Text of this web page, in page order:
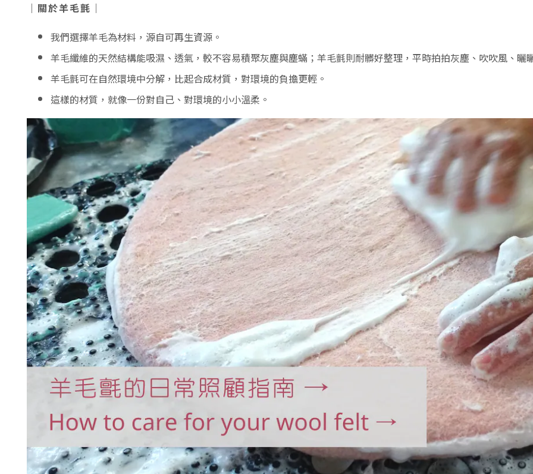
｜關於羊毛氈｜
我們選擇羊毛為材料，源自可再生資源。
羊毛纖維的天然結構能吸濕、透氣，較不容易積聚灰塵與塵蟎；羊毛氈則耐髒好整理，平時拍拍灰塵、吹吹風、曬
羊毛氈可在自然環境中分解，比起合成材質，對環境的負擔更輕。
這樣的材質，就像一份對自己、對環境的小小溫柔。